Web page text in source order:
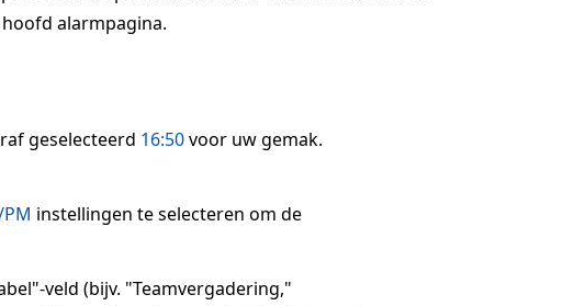
alarmpagina.
geselecteerd 16:50voor uw gemak.
instellingen te selecteren om de
veld (bijv. "Teamvergadering,"